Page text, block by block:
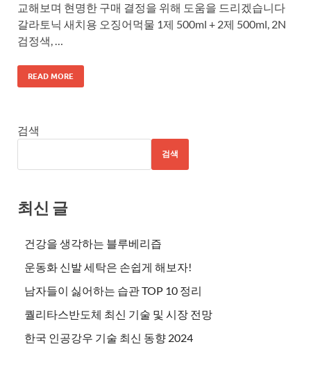
교해보며 현명한 구매 결정을 위해 도움을 드리겠습니다
갈라토닉 새치용 오징어먹물 1제 500ml + 2제 500ml, 2N
검정색, …
READ MORE
검색
검색
최신 글
건강을 생각하는 블루베리즙
운동화 신발 세탁은 손쉽게 해보자!
남자들이 싫어하는 습관 TOP 10 정리
퀄리타스반도체 최신 기술 및 시장 전망
한국 인공강우 기술 최신 동향 2024